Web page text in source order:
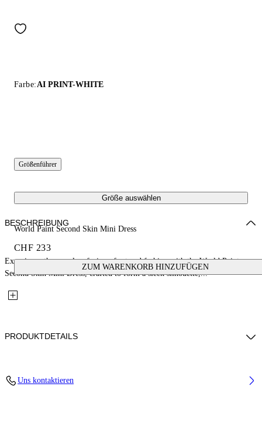
Farbe:AI PRINT-WHITE
Größenführer
Größe auswählen
World Paint Second Skin Mini Dress
CHF 233
ZUM WARENKORB HINZUFÜGEN
BESCHREIBUNG
Experience the seamless fusion of art and fashion with the World Paint
Second Skin Mini Dress, crafted to form a sleek silhouette,...
PRODUKTDETAILS
Uns kontaktieren